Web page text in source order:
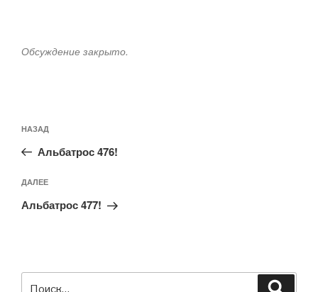
Обсуждение закрыто.
по
записям
Предыдущая
запись:
НАЗАД
Альбатрос 476!
Следующая
запись
ДАЛЕЕ
Альбатрос 477!